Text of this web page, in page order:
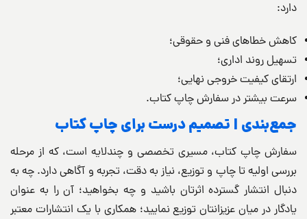
دارد:
کاهش خطاهای فنی و حقوقی؛
تسهیل روند اداری؛
ارتقای کیفیت خروجی نهایی؛
سرعت بیشتر در سفارش چاپ کتاب.
جمع‌بندی | تصمیم درست برای چاپ کتاب
سفارش چاپ کتاب، مسیری تخصصی و چندلایه است، که از مرحله
بررسی اولیه تا چاپ و توزیع، نیاز به دقت، تجربه و آگاهی دارد. چه به
دنبال انتشار گسترده اثرتان باشید و چه بخواهید؛ آن را به عنوان
یادگار در میان عزیزانتان توزیع نمایید؛ همکاری با یک انتشارات معتبر